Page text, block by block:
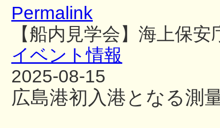
Permalink
【船内見学会】海上保
イベント情報
2025-08-15
広島港初入港となる測